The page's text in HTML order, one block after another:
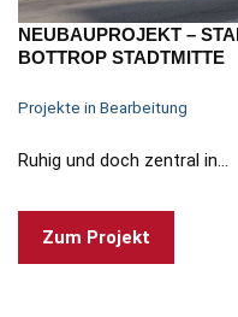
NEUBAUPROJEKT –
BOTTROP STADTMITTE
Projekte in Bearbeitung
Ruhig und doch zentral in…
Zum Projekt